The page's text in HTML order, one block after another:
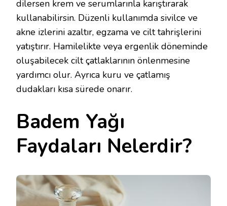
dilersen krem ve serumlarınla karıştırarak
kullanabilirsin. Düzenli kullanımda sivilce ve
akne izlerini azaltır, egzama ve cilt tahrişlerini
yatıştırır. Hamilelikte veya ergenlik döneminde
oluşabilecek cilt çatlaklarının önlenmesine
yardımcı olur. Ayrıca kuru ve çatlamış
dudakları kısa sürede onarır.
Badem Yağı
Faydaları Nelerdir?